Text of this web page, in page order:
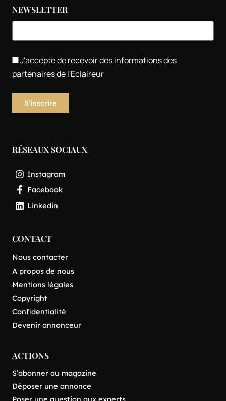
NEWSLETTER
J'accepte de recevoir des informations des
partenaires de l'Eclaireur
RÉSEAUX SOCIAUX
Instagram
Facebook
Linkedin
CONTACT
Nous contacter
A propos de nous
Mentions légales
Copyright
Confidentialité
Devenir annonceur
ACTIONS
S’abonner au magazine
Déposer une annonce